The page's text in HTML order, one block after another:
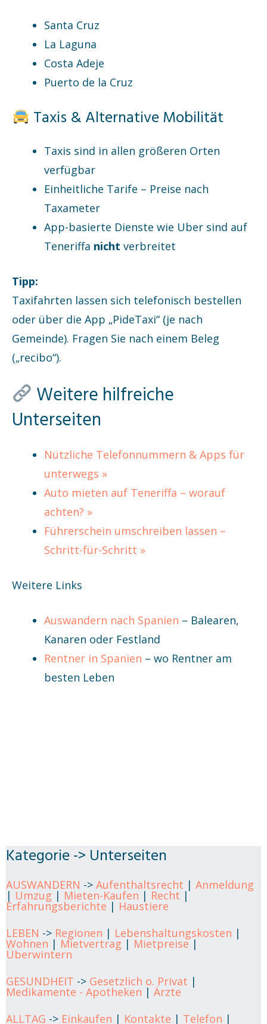
Santa Cruz
La Laguna
Costa Adeje
Puerto de la Cruz
Taxis & Alternative Mobilität
Taxis sind in allen größeren Orten
verfügbar
Einheitliche Tarife – Preise nach
Taxameter
App-basierte Dienste wie Uber sind auf
Teneriffa nicht verbreitet
Tipp:
Taxifahrten lassen sich telefonisch bestellen
oder über die App „PideTaxi“ (je nach
Gemeinde). Fragen Sie nach einem Beleg
(„recibo“).
Weitere hilfreiche
Unterseiten
Nützliche Telefonnummern & Apps für
unterwegs »
Auto mieten auf Teneriffa – worauf
achten? »
Führerschein umschreiben lassen –
Schritt-für-Schritt »
Weitere Links
Auswandern nach Spanien – Balearen,
Kanaren oder Festland
Rentner in Spanien – wo Rentner am
besten Leben
Kategorie -> Unterseiten
AUSWANDERN -> Aufenthaltsrecht | Anmeldung
| Umzug | Mieten-Kaufen | Recht |
Erfahrungsberichte | Haustiere
LEBEN -> Regionen | Lebenshaltungskosten |
Wohnen | Mietvertrag | Mietpreise|
Überwintern
GESUNDHEIT -> Gesetzlich o. Privat |
Medikamente - Apotheken | Ärzte
ALLTAG -> Einkaufen | Kontakte | Telefon |